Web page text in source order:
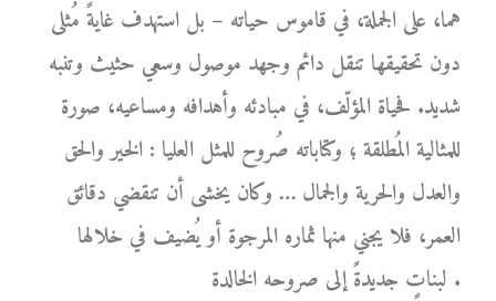
هما، على الجملة، في قاموس حياته – بل استهدف غايةً مُثلى
دون تحقيقها تنقل دائم وجهد موصول وسعي حثيث وتنبه
شديد. فحياة المؤلّف، في مبادئه وأهدافه ومساعيه، صورة
للمثالية المُطلقة ؛ وكتاباته صُروح للمثل العليا : الخير والحق
والعدل والحرية والجمال … وكان يخشى أن تنقضي دقائق
العمر، فلا يجني منها ثماره المرجوة أو يُضيف في خلالها
لبناتٍ جديدةً إلى صروحه الخالدة .